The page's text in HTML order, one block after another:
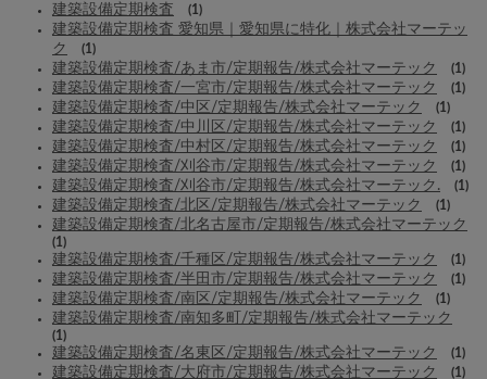
建築設備定期検査 (1)
建築設備定期検査 愛知県｜愛知県に特化｜株式会社マーテッ
ク
(1)
建築設備定期検査/あま市/定期報告/株式会社マーテック (1)
建築設備定期検査/一宮市/定期報告/株式会社マーテック (1)
建築設備定期検査/中区/定期報告/株式会社マーテック (1)
建築設備定期検査/中川区/定期報告/株式会社マーテック (1)
建築設備定期検査/中村区/定期報告/株式会社マーテック (1)
建築設備定期検査/刈谷市/定期報告/株式会社マーテック (1)
建築設備定期検査/刈谷市/定期報告/株式会社マーテック. (1)
建築設備定期検査/北区/定期報告/株式会社マーテック (1)
建築設備定期検査/北名古屋市/定期報告/株式会社マーテック
(1)
建築設備定期検査/千種区/定期報告/株式会社マーテック (1)
建築設備定期検査/半田市/定期報告/株式会社マーテック (1)
建築設備定期検査/南区/定期報告/株式会社マーテック (1)
建築設備定期検査/南知多町/定期報告/株式会社マーテック
(1)
建築設備定期検査/名東区/定期報告/株式会社マーテック (1)
建築設備定期検査/大府市/定期報告/株式会社マーテック (1)